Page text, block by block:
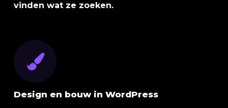
vinden wat ze zoeken.
Design en bouw in WordPress